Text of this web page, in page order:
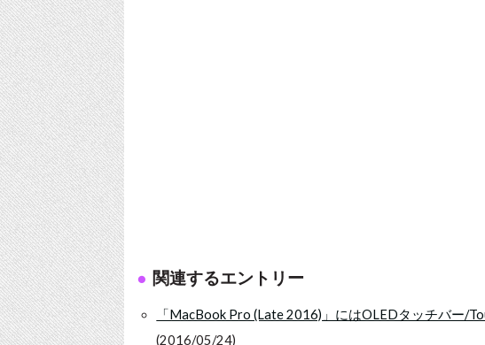
関連するエントリー
「MacBook Pro (Late 2016)」にはOLEDタッチバー/
(2016/05/24)